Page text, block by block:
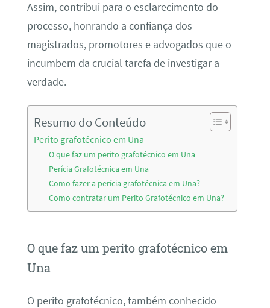
Assim, contribui para o esclarecimento do
processo, honrando a confiança dos
magistrados, promotores e advogados que o
incumbem da crucial tarefa de investigar a
verdade.
Resumo do Conteúdo
Perito grafotécnico em Una
O que faz um perito grafotécnico em Una
Perícia Grafotécnica em Una
Como fazer a perícia grafotécnica em Una?
Como contratar um Perito Grafotécnico em Una?
O que faz um perito grafotécnico em
Una
O perito grafotécnico, também conhecido